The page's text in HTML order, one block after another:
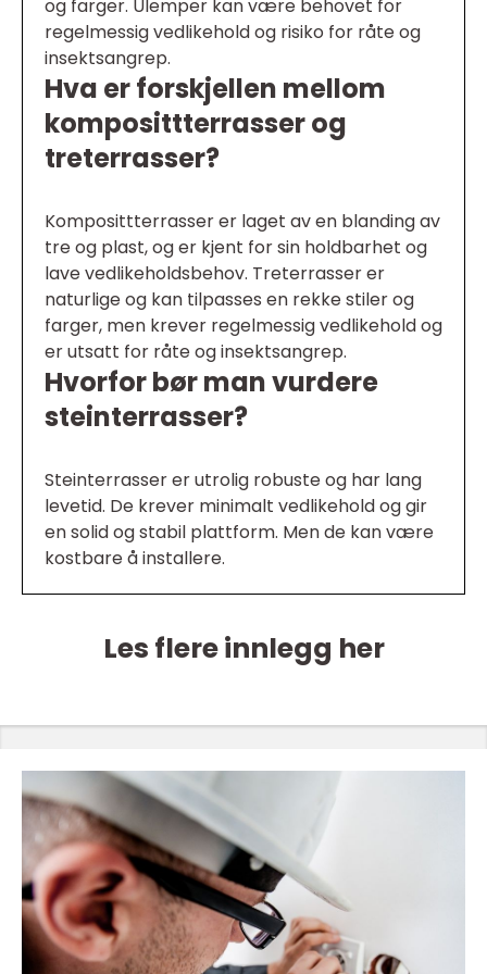
og farger. Ulemper kan være behovet for
regelmessig vedlikehold og risiko for råte og
insektsangrep.
Hva er forskjellen mellom
komposittterrasser og
treterrasser?
Komposittterrasser er laget av en blanding av
tre og plast, og er kjent for sin holdbarhet og
lave vedlikeholdsbehov. Treterrasser er
naturlige og kan tilpasses en rekke stiler og
farger, men krever regelmessig vedlikehold og
er utsatt for råte og insektsangrep.
Hvorfor bør man vurdere
steinterrasser?
Steinterrasser er utrolig robuste og har lang
levetid. De krever minimalt vedlikehold og gir
en solid og stabil plattform. Men de kan være
kostbare å installere.
Les flere innlegg her